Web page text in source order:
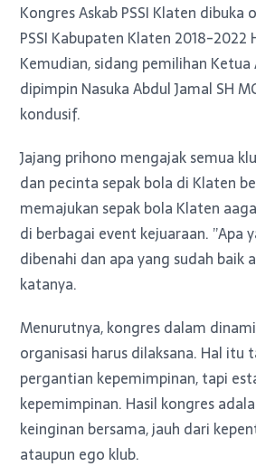
Kongres Askab PSSI Klaten dibuka
PSSI Kabupaten Klaten 2018-2022
Kemudian, sidang pemilihan Ketua
dipimpin Nasuka Abdul Jamal SH
kondusif.
Jajang prihono mengajak semua
dan pecinta sepak bola di Klaten
memajukan sepak bola Klaten
di berbagai event kejuaraan. ”Apa
dibenahi dan apa yang sudah baik
katanya.
Menurutnya, kongres dalam
organisasi harus dilaksana. Hal itu
pergantian kepemimpinan, tapi
kepemimpinan. Hasil kongres
keinginan bersama, jauh dari
ataupun ego klub.